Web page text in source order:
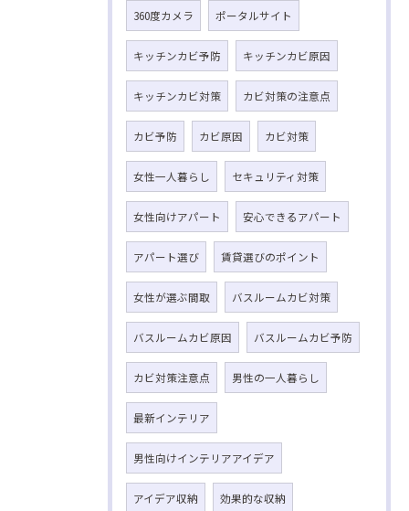
360度カメラ ポータルサイト
キッチンカビ予防 キッチンカビ原因
キッチンカビ対策 カビ対策の注意点
カビ予防 カビ原因 カビ対策
女性一人暮らし セキュリティ対策
女性向けアパート 安心できるアパート
アパート選び 賃貸選びのポイント
女性が選ぶ間取 バスルームカビ対策
バスルームカビ原因 バスルームカビ予防
カビ対策注意点 男性の一人暮らし
最新インテリア
男性向けインテリアアイデア
アイデア収納 効果的な収納